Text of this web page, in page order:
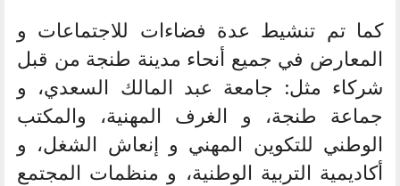
كما تم تنشيط عدة فضاءات للاجتماعات و
المعارض في جميع أنحاء مدينة طنجة من قبل
شركاء مثل: جامعة عبد المالك السعدي، و
جماعة طنجة، و الغرف المهنية، والمكتب
الوطني للتكوين المهني و إنعاش الشغل، و
أكاديمية التربية الوطنية، و منظمات المجتمع